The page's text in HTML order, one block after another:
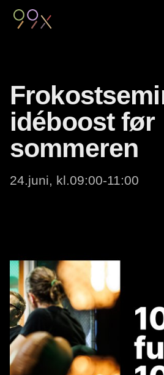
idéboost før
sommeren
24.juni, kl.09:00-11:00